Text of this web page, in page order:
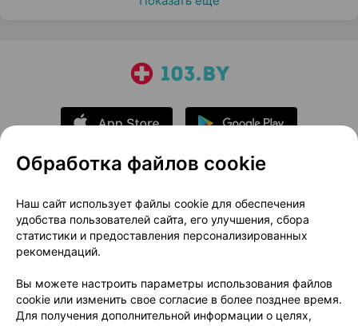
О проекте
Новости проекта
Размещение рекламы
Медицинский маркетинг
Публичный договор
Доставка
Способы оплаты
Вакансии
Партнеры
Написать руководителю 103.by
Обработка файлов cookie
Наш сайт использует файлы cookie для обеспечения
удобства пользователей сайта, его улучшения, сбора
статистики и предоставления персонализированных
рекомендаций.
Вы можете настроить параметры использования файлов
cookie или изменить свое согласие в более позднее время.
Для получения дополнительной информации о целях,